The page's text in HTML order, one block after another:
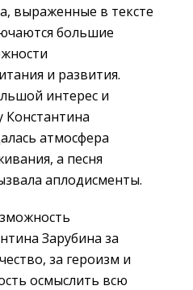
выраженные в тексте
большие
и развития.
интерес и
Константина
атмосфера
а песня
аплодисменты.
Зарубина за
за героизм и
осмыслить всю